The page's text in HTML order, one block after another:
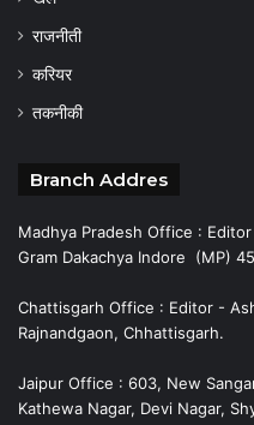
राजनीती
करियर
तकनीकी
Branch Addres
Madhya Pradesh Office :
Gram Dakachya Indore (MP)
Chattisgarh Office : Editor -
Rajnandgaon, Chhattisgarh.
Jaipur Office : 603, New
Kathewa Nagar, Devi Nagar,